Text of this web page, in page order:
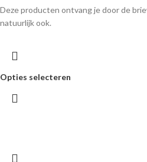
Deze producten ontvang je door de
natuurlijk ook.
Opties selecteren